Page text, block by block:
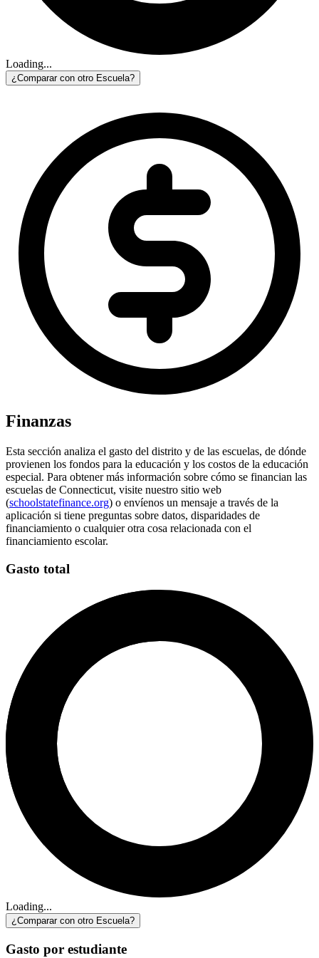
Loading...
¿Comparar con otro Escuela?
Finanzas
Esta sección analiza el gasto del distrito y de las escuelas, de dónde
provienen los fondos para la educación y los costos de la educación
especial. Para obtener más información sobre cómo se financian las
escuelas de Connecticut, visite nuestro sitio web
(schoolstatefinance.org) o envíenos un mensaje a través de la
aplicación si tiene preguntas sobre datos, disparidades de
financiamiento o cualquier otra cosa relacionada con el
financiamiento escolar.
Gasto total
Loading...
¿Comparar con otro Escuela?
Gasto por estudiante